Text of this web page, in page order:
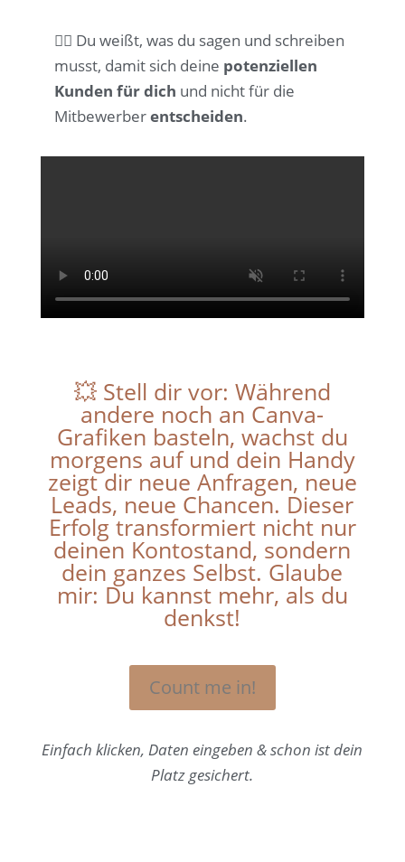
👉🏼 Du weißt, was du sagen und schreiben
musst, damit sich deine potenziellen
Kunden für dich und nicht für die
Mitbewerberentscheiden.
💥Stell dir vor: Während
andere noch an Canva-
Grafiken basteln, wachst du
morgens auf und dein Handy
zeigt dir neue Anfragen, neue
Leads, neue Chancen. Dieser
Erfolg transformiert nicht nur
deinen Kontostand, sondern
dein ganzes Selbst. Glaube
mir: Du kannst mehr, als du
denkst!
Count me in!
Einfach klicken, Daten eingeben & schon ist dein
Platz gesichert.